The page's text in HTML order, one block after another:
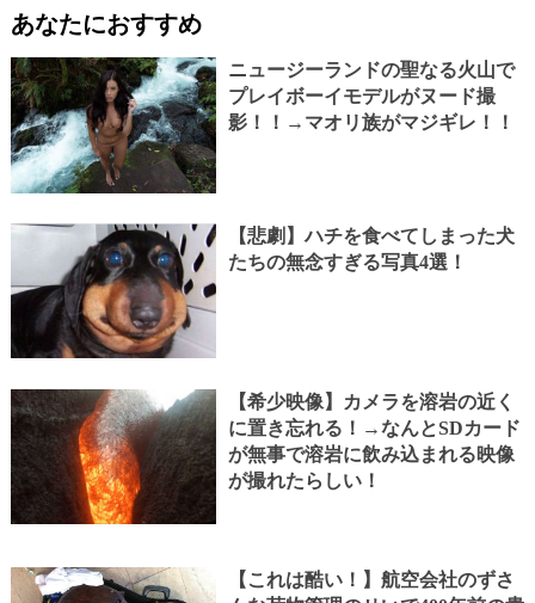
あなたにおすすめ
ニュージーランドの聖なる火山で
プレイボーイモデルがヌード撮
影！！→マオリ族がマジギレ！！
【悲劇】ハチを食べてしまった犬
たちの無念すぎる写真4選！
【希少映像】カメラを溶岩の近く
に置き忘れる！→なんとSDカード
が無事で溶岩に飲み込まれる映像
が撮れたらしい！
【これは酷い！】航空会社のずさ